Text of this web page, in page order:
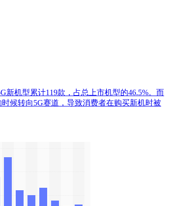
新机型累计119款，占总上市机型的46.5%。而
候转向5G赛道，导致消费者在购买新机时被